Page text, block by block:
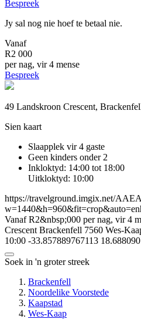
Bespreek
Jy sal nog nie hoef te betaal nie.
Vanaf
R2 000
per nag, vir 4 mense
Bespreek
49 Landskroon Crescent,
Sien kaart
Slaapplek vir 4 gaste
Geen kinders onder 2
Inkloktyd: 14:00 tot 18:00
Uitkloktyd: 10:00
https://travelground.imgix.net/
Vanaf R2&nbsp;000 per nag, vir 4
Crescent Brackenfell 7560 Wes-
10:00 -33.857889767113
Soek in 'n groter streek
Brackenfell
Noordelike Voorstede
Kaapstad
Wes-Kaap